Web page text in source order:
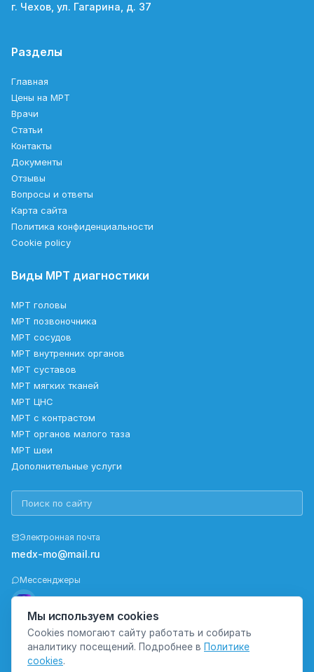
г. Чехов, ул. Гагарина, д. 37
Разделы
Главная
Цены на МРТ
Врачи
Статьи
Контакты
Документы
Отзывы
Вопросы и ответы
Карта сайта
Политика конфиденциальности
Cookie policy
Виды МРТ диагностики
МРТ головы
МРТ позвоночника
МРТ сосудов
МРТ внутренних органов
МРТ суставов
МРТ мягких тканей
МРТ ЦНС
МРТ с контрастом
МРТ органов малого таза
МРТ шеи
Дополнительные услуги
Электронная почта
medx-mo@mail.ru
Мессенджеры
Правовая информация
Политика конфиденциальности
Мы используем cookies
Cookies помогают сайту работать и собирать
аналитику посещений. Подробнее в Политике
cookies.